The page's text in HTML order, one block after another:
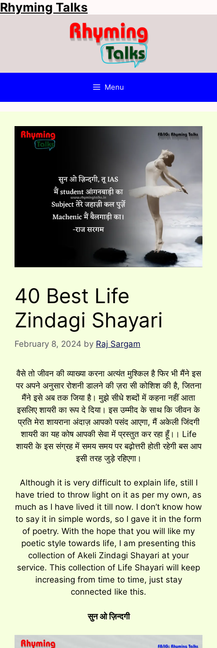
Skip
to
Rhyming Talks
Menu
40 Best Life
Zindagi Shayari
February 8, 2024 by Raj Sargam
वैसे तो जीवन की व्याख्या करना अत्यंत मुश्किल है फिर भी मैंने इस
पर अपने अनुसार रोशनी डालने की ज़रा सी कोशिश की है, जितना
मैंने इसे अब तक जिया है। मुझे सीधे शब्दों में कहना नहीं आता
इसलिए शायरी का रूप दे दिया। इस उम्मीद के साथ कि जीवन के
प्रति मेरा शायराना अंदाज़ आपको पसंद आएगा, मैं अकेली जिंदगी
शायरी का यह कोष आपकी सेवा में प्रस्तुत कर रहा हूँ।। Life
शायरी के इस संग्रह में समय समय पर बढ़ोत्तरी होती रहेगी बस आप
इसी तरह जुड़े रहिएगा।
Although it is very difficult to explain life, still I
have tried to throw light on it as per my own, as
much as I have lived it till now. I don’t know how
to say it in simple words, so I gave it in the form
of poetry. With the hope that you will like my
poetic style towards life, I am presenting this
collection of Akeli Zindagi Shayari at your
service. This collection of Life Shayari will keep
increasing from time to time, just stay
connected like this.
सुन ओ ज़िन्दगी